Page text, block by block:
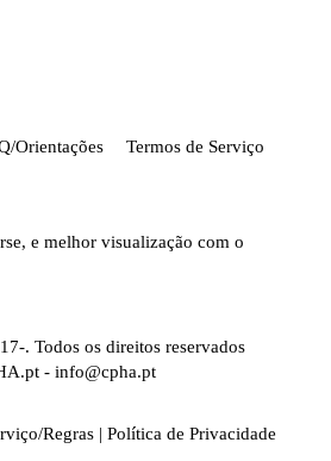
Orientações Termos de Serviço
, e melhor visualização com o
. Todos os direitos reservados
- info@cpha.pt
Regras | Política de Privacidade